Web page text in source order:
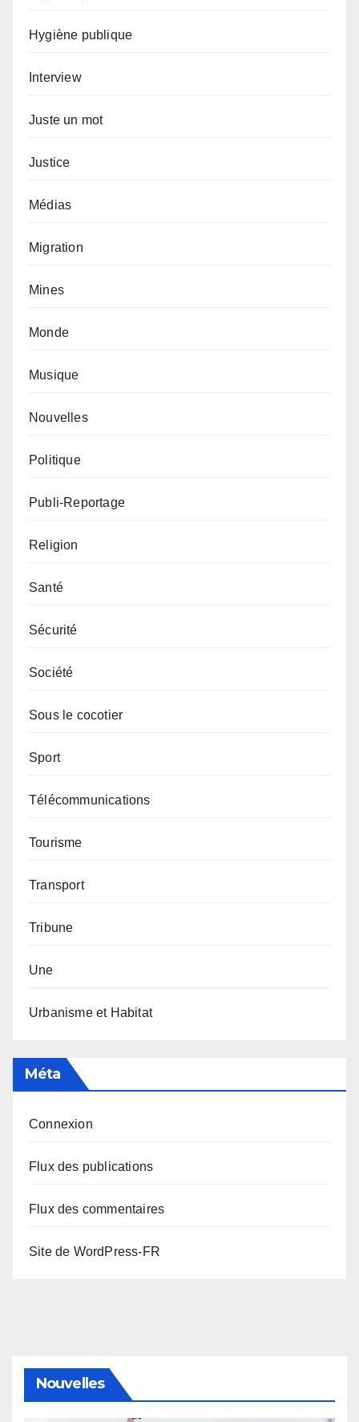
Hygiène publique
Interview
Juste un mot
Justice
Médias
Migration
Mines
Monde
Musique
Nouvelles
Politique
Publi-Reportage
Religion
Santé
Sécurité
Société
Sous le cocotier
Sport
Télécommunications
Tourisme
Transport
Tribune
Une
Urbanisme et Habitat
Méta
Connexion
Flux des publications
Flux des commentaires
Site de WordPress-FR
Nouvelles